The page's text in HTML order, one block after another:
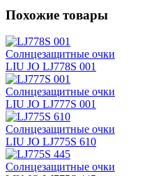
Похожие товары
Солнцезащитные очки
LIU JO LJ778S 001
Солнцезащитные очки
LIU JO LJ777S 001
Солнцезащитные очки
LIU JO LJ775S 610
Солнцезащитные очки